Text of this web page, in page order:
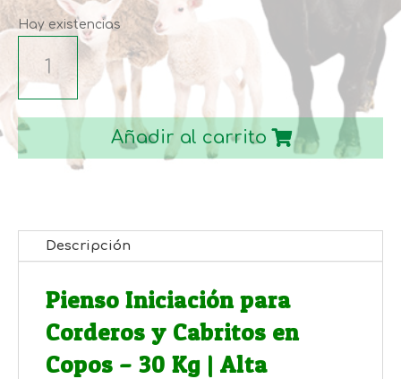
Hay existencias
INICIACION
COPOS
30
Kg
cantidad
Añadir al carrito
Descripción
Pienso Iniciación para
Corderos y Cabritos en
Copos – 30 Kg | Alta